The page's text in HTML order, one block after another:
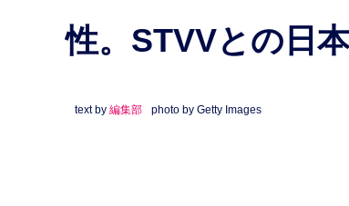
性。STVVとの日
text by 編集部 photo by Getty Images